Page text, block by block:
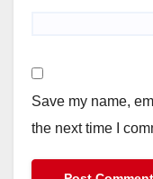
Save my name,
the next time I